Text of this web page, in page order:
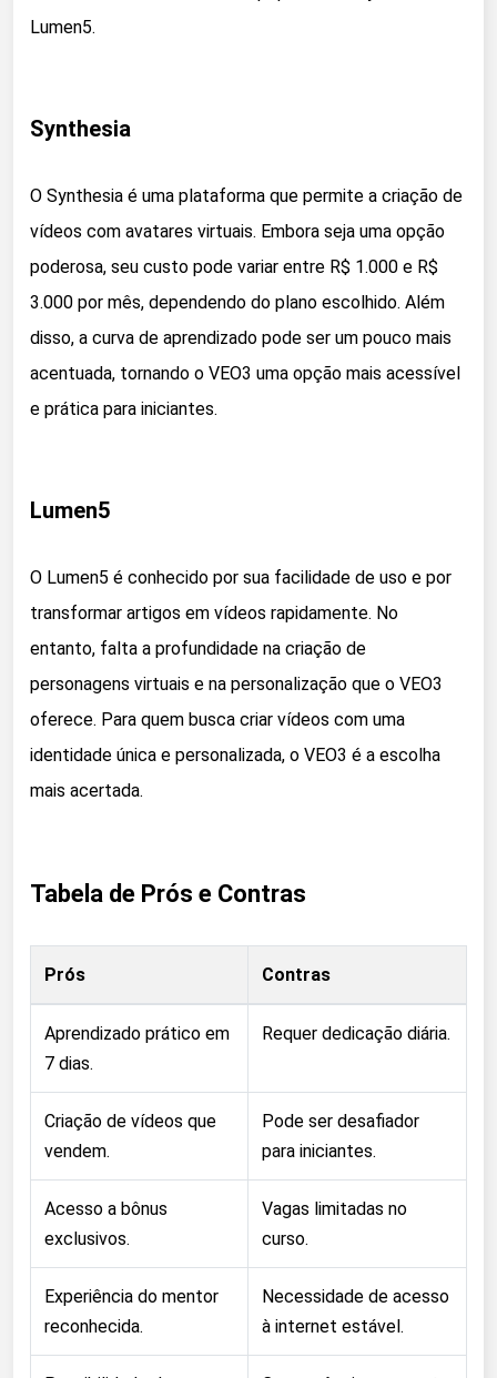
Lumen5.
Synthesia
O Synthesia é uma plataforma que permite a criação de
vídeos com avatares virtuais. Embora seja uma opção
poderosa, seu custo pode variar entre R$ 1.000 e R$
3.000 por mês, dependendo do plano escolhido. Além
disso, a curva de aprendizado pode ser um pouco mais
acentuada, tornando o VEO3 uma opção mais acessível
e prática para iniciantes.
Lumen5
O Lumen5 é conhecido por sua facilidade de uso e por
transformar artigos em vídeos rapidamente. No
entanto, falta a profundidade na criação de
personagens virtuais e na personalização que o VEO3
oferece. Para quem busca criar vídeos com uma
identidade única e personalizada, o VEO3 é a escolha
mais acertada.
Tabela de Prós e Contras
Prós Contras
Aprendizado prático em
7 dias.
Requer dedicação diária.
Criação de vídeos que
vendem.
Pode ser desafiador
para iniciantes.
Acesso a bônus
exclusivos.
Vagas limitadas no
curso.
Experiência do mentor
reconhecida.
Necessidade de acesso
à internet estável.